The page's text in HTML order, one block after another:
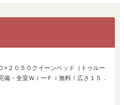
×２０５０クイーンベッド（トゥルー
・全室ＷｉーＦｉ無料！広さ１５．